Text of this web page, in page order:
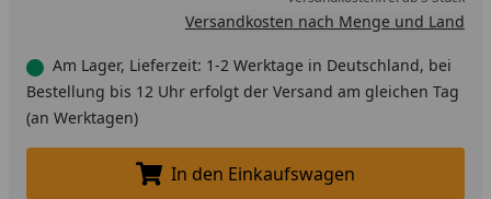
Versandkosten nach Menge und Land
Am Lager, Lieferzeit: 1-2 Werktage in Deutschland, bei
Bestellung bis 12 Uhr erfolgt der Versand am gleichen Tag
(an Werktagen)
In den Einkaufswagen legen
In den Einkaufswagen